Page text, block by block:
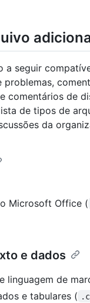
a seguir
problemas,
comentários de
de tipos de
da
Microsoft Office (
e dados
linguagem de
e tabulares (